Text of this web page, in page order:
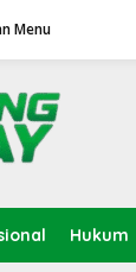
Menu
Hukum